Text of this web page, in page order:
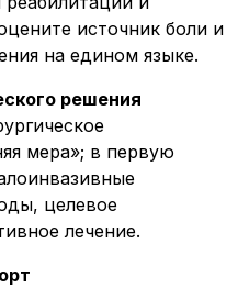
источник боли и
на едином языке.
решения
мера»; в первую
целевое
лечение.